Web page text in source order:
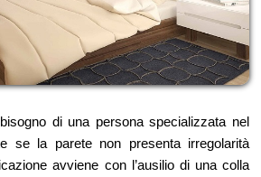
di una persona specializzata nel
se la parete non presenta irregolarità
avviene con l’ausilio di una colla